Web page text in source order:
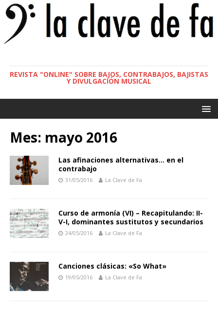
REVISTA "ONLINE" SOBRE BAJOS, CONTRABAJOS, BAJISTAS
Y DIVULGACIÓN MUSICAL
Mes: mayo 2016
Las afinaciones alternativas… en el
contrabajo
31/05/2016 La Clave de Fa
Curso de armonía (VI) – Recapitulando: II-
V-I, dominantes sustitutos y secundarios
24/05/2016 La Clave de Fa
Canciones clásicas: «So What»
19/05/2016 La Clave de Fa